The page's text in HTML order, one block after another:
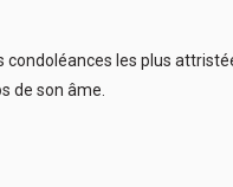
condoléances les plus
de son âme.